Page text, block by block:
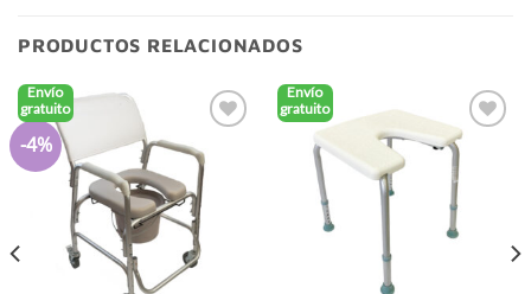
PRODUCTOS RELACIONADOS
Envío
gratuito
-4%
lista de
deseos
Envío
gratuito
Añadir
lista de
deseos